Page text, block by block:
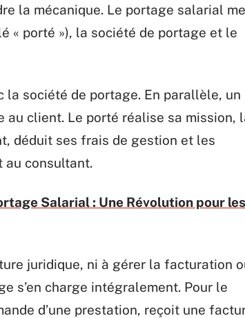
la mécanique. Le portage salarial
« porté »), la société de portage et le
société de portage. En parallèle, un
client. Le porté réalise sa mission,
déduit ses frais de gestion et les
au consultant.
Salarial : Une Révolution pour les
juridique, ni à gérer la facturation
s’en charge intégralement. Pour le
d’une prestation, reçoit une